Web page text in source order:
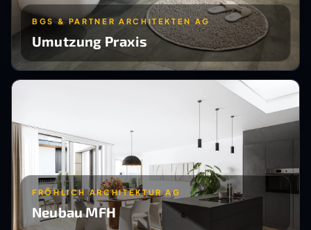
BGS & PARTNER ARCHITEKTEN AG
Umutzung Praxis
FRÖHLICH ARCHITEKTUR AG
Neubau MFH